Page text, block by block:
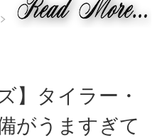
】タイラー・
がうますぎて